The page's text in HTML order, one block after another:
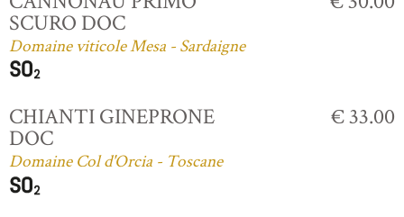
SCURO DOC
Domaine viticole Mesa - Sardaigne
CHIANTI GINEPRONE
DOC
Domaine Col d'Orcia - Toscane
€ 33.00